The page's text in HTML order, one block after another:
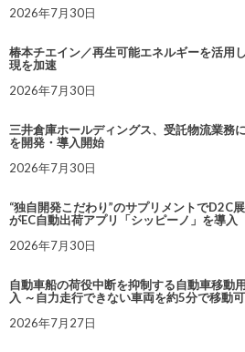
2026年7月30日
椿本チエイン／再生可能エネルギーを活用
現を加速
2026年7月30日
三井倉庫ホールディングス、受託物流業務
を開発・導入開始
2026年7月30日
“独自開発こだわり”のサプリメントでD2C
がEC自動出荷アプリ「シッピーノ」を導入
2026年7月30日
自動車船の荷役中断を抑制する自動車移動
入 ～自力走行できない車両を約5分で移動
2026年7月27日